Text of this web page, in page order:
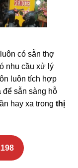
luôn có sẵn thợ
nhu cầu xử lý
luôn tích hợp
để sẵn sàng hỗ
hay xa trongthị